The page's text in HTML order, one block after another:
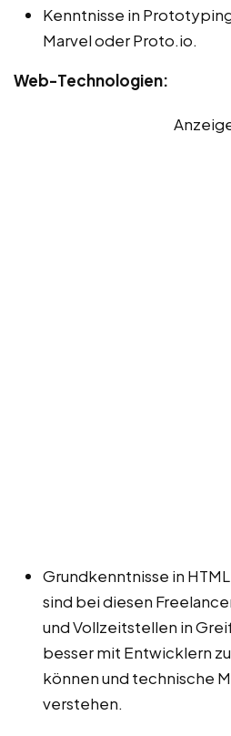
Kenntnisse in
Marvel oder Proto.io.
Web-Technologien:
Grundkenntnisse in
sind bei diesen
und Vollzeitstellen in
besser mit Entwicklern
können und technische
verstehen.